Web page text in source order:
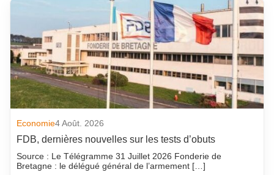
Economie4 Août. 2026
FDB, dernières nouvelles sur les tests d’obuts
Source : Le Télégramme 31 Juillet 2026 Fonderie de
Bretagne : le délégué général de l’armement […]